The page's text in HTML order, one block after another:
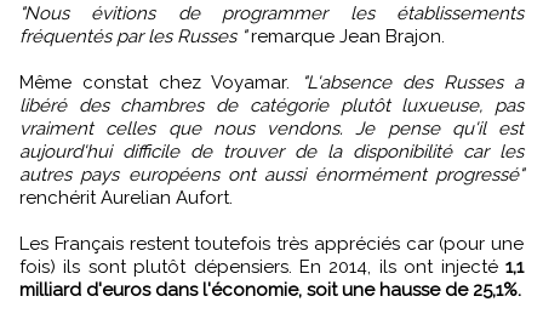
"Nous évitions de programmer les établissements
fréquentés par les Russes "remarque Jean Brajon.
Même constat chez Voyamar.
"L'absence des Russes a
libéré des chambres de catégorie plutôt luxueuse, pas
vraiment celles que nous vendons. Je pense qu'il est
aujourd'hui difficile de trouver de la disponibilité car les
autres pays européens ont aussi énormément progressé"
renchérit Aurelian Aufort.
Les Français restent toutefois très appréciés car (pour une
fois) ils sont plutôt dépensiers. En 2014, ils ont injecté 1,1
milliard d'euros dans l'économie, soit une hausse de 25,1%.